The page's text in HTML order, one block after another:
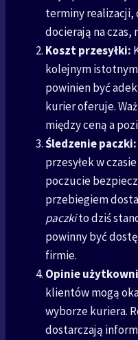
terminy realizacji,
docierają na czas,
Koszt przesyłki:
kolejnym
powinien być
kurier oferuje.
między ceną a
Śledzenie paczki:
przesyłek w
poczucie
przebiegiem
paczkito dziś
powinny być
firmie.
Opinie
klientów mogą
wyborze kuriera.
dostarczają